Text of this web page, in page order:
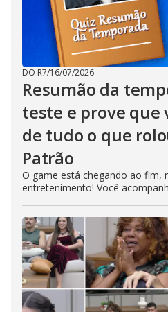
DO R7/16/07/2026
Resumão da
teste e prove que
de tudo o que
Patrão
O game está chegando ao fim,
entretenimento! Você